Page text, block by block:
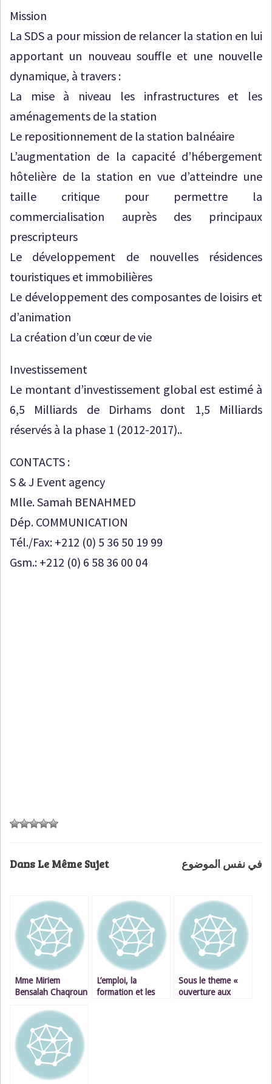
Mission
La SDS a pour mission de relancer la station en lui
apportant un nouveau souffle et une nouvelle
dynamique, à travers :
La mise à niveau les infrastructures et les
aménagements de la station
Le repositionnement de la station balnéaire
L’augmentation de la capacité d’hébergement
hôtelière de la station en vue d’atteindre une
taille critique pour permettre la
commercialisation auprès des principaux
prescripteurs
Le développement de nouvelles résidences
touristiques et immobilières
Le développement des composantes de loisirs et
d’animation
La création d’un cœur de vie
Investissement
Le montant d’investissement global est estimé à
6,5 Milliards de Dirhams dont 1,5 Milliards
réservés à la phase 1 (2012-2017)..
CONTACTS :
S & J Event agency
Mlle. Samah BENAHMED
Dép. COMMUNICATION
Tél./Fax: +212 (0) 5 36 50 19 99
Gsm.: +212 (0) 6 58 36 00 04
Dans Le Même Sujet في نفس الموضوع
Mme Miriem
Bensalah Chaqroun
CGEM
L’emploi, la
formation et les
Sous le theme «
ouverture aux